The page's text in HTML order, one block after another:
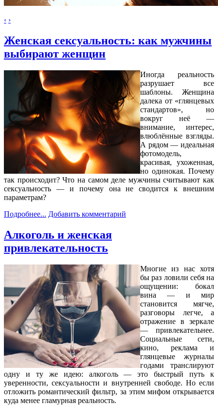
‹ ›
Женская сексуальность: как мужчины
выбирают женщин
Иногда реальность
разрушает все
шаблоны. Женщина
далека от «глянцевых
стандартов», но
вокруг неё —
внимание, интерес,
влюблённые взгляды.
А рядом — идеальная
фотомодель,
красивая, ухоженная,
но одинокая. Почему
так происходит? Что на самом деле мужчины считывают как
сексуальность — и почему она не сводится к внешним
параметрам?
Подробнее... Добавить комментарий
Алкоголь и женская
привлекательность
Многие из нас хотя
бы раз ловили себя на
ощущении: бокал
вина — и мир
становится мягче,
разговоры легче, а
отражение в зеркале
— привлекательнее.
Социальные сети,
кино, реклама и
глянцевые журналы
годами транслируют
одну и ту же идею: алкоголь — это быстрый путь к
уверенности, сексуальности и внутренней свободе. Но если
отложить романтический фильтр, за этим мифом открывается
куда менее гламурная реальность.